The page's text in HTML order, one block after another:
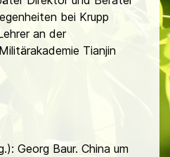
bei Krupp
an der
Tianjin
Georg Baur. China um